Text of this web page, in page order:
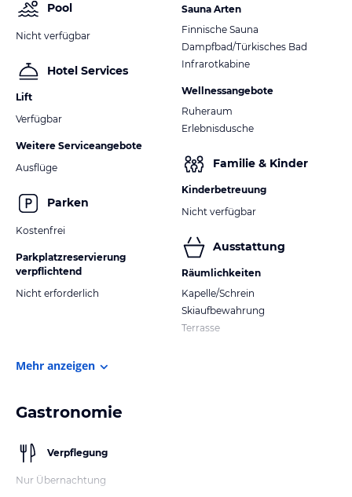
Pool
Nicht verfügbar
Hotel Services
Lift
Verfügbar
Weitere Serviceangebote
Ausflüge
Parken
Kostenfrei
Parkplatzreservierung
verpflichtend
Nicht erforderlich
Sauna Arten
Finnische Sauna
Dampfbad/Türkisches Bad
Infrarotkabine
Wellnessangebote
Ruheraum
Erlebnisdusche
Familie & Kinder
Kinderbetreuung
Nicht verfügbar
Ausstattung
Räumlichkeiten
Kapelle/Schrein
Skiaufbewahrung
Terrasse
Mehr anzeigen
Gastronomie
Verpflegung
Nur Übernachtung